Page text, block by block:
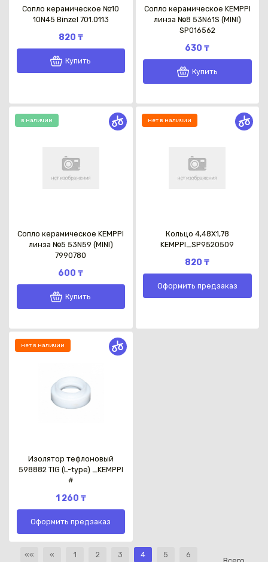
Сопло керамическое №10
10N45 Binzel 701.0113
820 ₸
Купить
Сопло керамическое KEMPPI
линза №8 53N61S (MINI)
SP016562
630 ₸
Купить
в наличии
Сопло керамическое KEMPPI
линза №5 53N59 (MINI)
7990780
600 ₸
Купить
нет в наличии
Кольцо 4,48X1,78
KEMPPI_SP9520509
820 ₸
Оформить предзаказ
нет в наличии
Изолятор тефлоновый
598882 TIG (L-type) _KEMPPI
#
1 260 ₸
Оформить предзаказ
Всего
«« « 1 2 3 4 5 6